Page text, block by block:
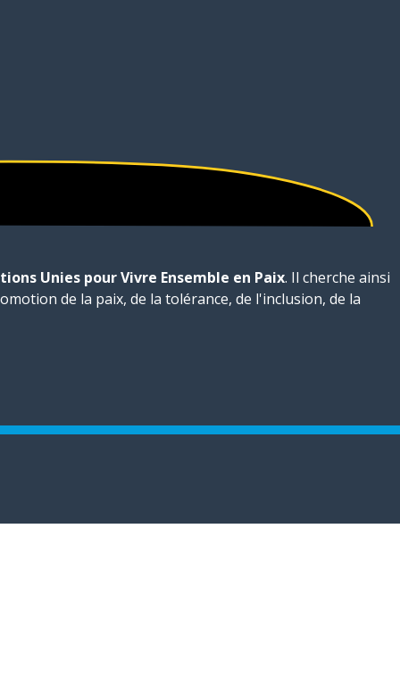
Unies pour Vivre Ensemble en Paix. Il cherche ainsi
de la paix, de la tolérance, de l'inclusion, de la